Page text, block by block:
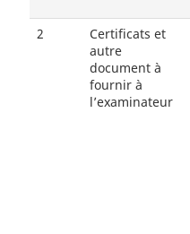
2
Certificats et
autre
document à
fournir à
l’examinateur